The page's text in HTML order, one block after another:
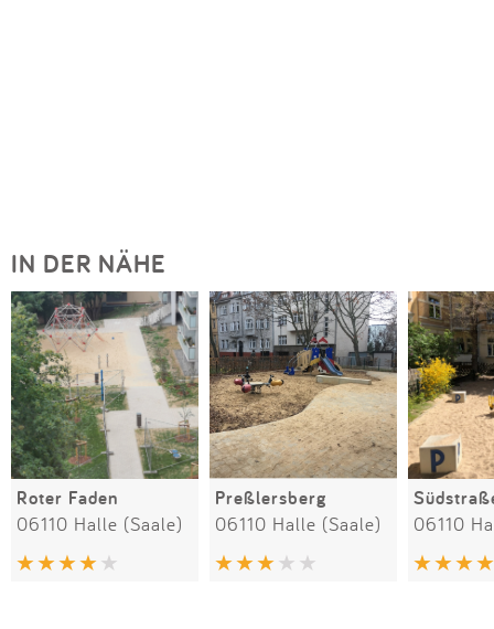
IN DER NÄHE
Roter Faden
06110 Halle (Saale)
Preßlersberg
06110 Halle (Saale) 06110